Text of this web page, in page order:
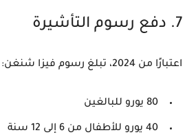
7. دفع رسوم التأشيرة
اعتبارًا من 2024، تبلغ رسوم فيزا شنغن:
80 يورو للبالغين
40 يورو للأطفال من 6 إلى 12 سنة